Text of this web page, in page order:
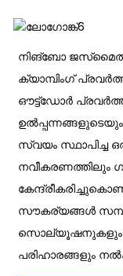
നിങ്‌ബോ ജസ്‌മൈൽ
ക്യാമ്പിംഗ്
ഔട്ട്‌ഡോർ
സ്വയം സ്ഥാപിച്ച
നവീകരണത്തിലും
സൗകര്യങ്ങൾ
സൊല്യൂഷനുകളും
പരിഹാരങ്ങളും